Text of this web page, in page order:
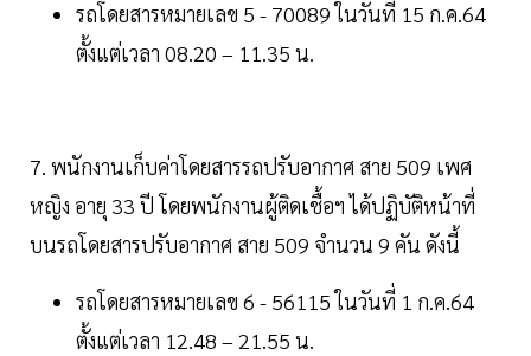
รถโดยสารหมายเลข 5 - 70089 ในวันที่ 15 ก.ค.64
ตั้งแต่เวลา 08.20 – 11.35 น.
7. พนักงานเก็บค่าโดยสารรถปรับอากาศ สาย 509 เพศ
หญิง อายุ 33 ปี โดยพนักงานผู้ติดเชื้อฯ ได้ปฏิบัติหน้าที่
บนรถโดยสารปรับอากาศ สาย 509 จำนวน 9 คัน ดังนี้
รถโดยสารหมายเลข 6 - 56115 ในวันที่ 1 ก.ค.64
ตั้งแต่เวลา 12.48 – 21.55 น.